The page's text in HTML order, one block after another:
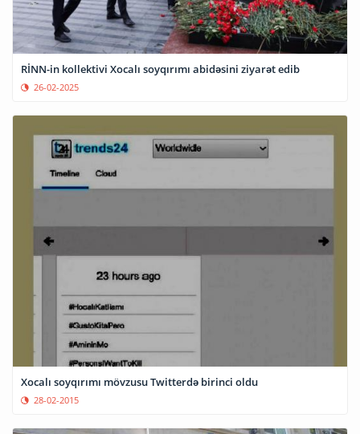
RİNN-in kollektivi Xocalı soyqırımı abidəsini ziyarət edib
26-02-2025
Xocalı soyqırımı mövzusu Twitterdə birinci oldu
28-02-2015